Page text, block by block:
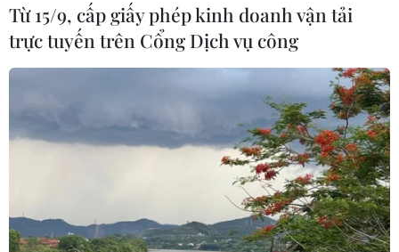
Từ 15/9, cấp giấy phép kinh doanh vận tải
trực tuyến trên Cổng Dịch vụ công